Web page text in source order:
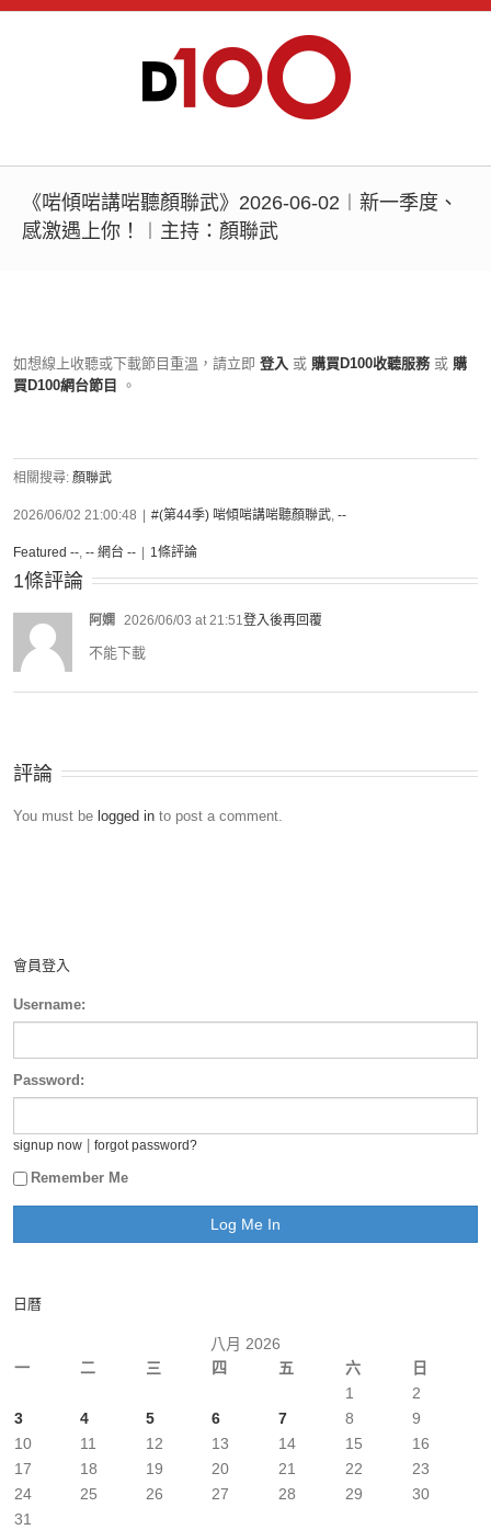
《啱傾啱講啱聽顏聯武》2026-06-02︱新一季度、
感激遇上你！︱主持：顏聯武
如想線上收聽或下載節目重溫，請立即 登入 或 購買D100收聽服務 或 購
買D100網台節目
。
相關搜尋: 顏聯武
2026/06/02 21:00:48 #(第44季) 啱傾啱講啱聽顏聯武, --
Featured --, -- 網台 -- 1條評論
1條評論
阿嫻 2026/06/03 at 21:51登入後再回覆
不能下載
評論
You must be logged in to post a comment.
會員登入
Username:
Password:
signup now forgot password?
Remember Me
日曆
八月 2026
一
二 三 四 五 六 日
1
2
3
4 5 6 7 8
9
10
11 12 13 14 15
16
17
18 19 20 21 22
23
24
25 26 27 28 29
30
31